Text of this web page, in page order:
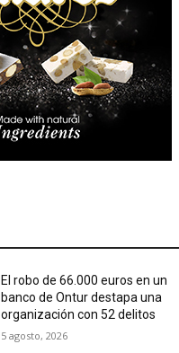
El robo de 66.000 euros en un
banco de Ontur destapa una
organización con 52 delitos
5 agosto, 2026